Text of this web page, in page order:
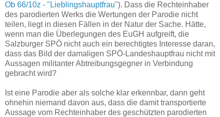
Ob 66/10z - "Lieblingshauptfrau"). Dass die Rechteinhaber
des parodierten Werks die Wertungen der Parodie nicht
teilen, liegt in diesen Fällen in der Natur der Sache. Hätte,
wenn man die Überlegungen des EuGH aufgreift, die
Salzburger SPÖ nicht auch ein berechtigtes Interesse daran,
dass das Bild der damaligen SPÖ-Landeshauptfrau nicht mit
Aussagen militanter Abtreibungsgegner in Verbindung
gebracht wird?
Ist eine Parodie aber als solche klar erkennbar, dann geht
ohnehin niemand davon aus, dass die damit transportierte
Aussage vom Rechteinhaber des geschützten parodierten